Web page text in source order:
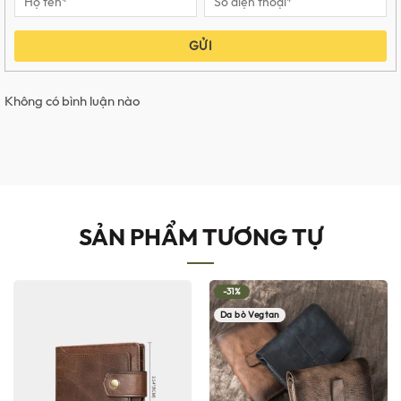
GỬI
Không có bình luận nào
SẢN PHẨM TƯƠNG TỰ
-31%
Da bò Vegtan